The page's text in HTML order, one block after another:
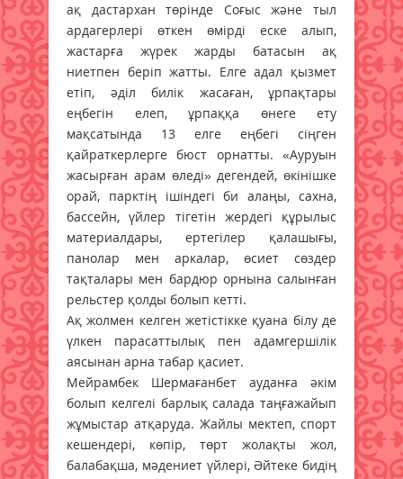
ақ дастархан төрінде Соғыс және тыл
ардагерлері өткен өмірді еске алып,
жастарға жүрек жарды батасын ақ
ниетпен беріп жатты. Елге адал қызмет
етіп, әділ билік жасаған, ұрпақтары
еңбегін елеп, ұрпаққа өнеге ету
мақсатында 13 елге еңбегі сіңген
қайраткерлерге бюст орнатты. «Ауруын
жасырған арам өледі» дегендей, өкінішке
орай, парктің ішіндегі би алаңы, сахна,
бассейн, үйлер тігетін жердегі құрылыс
материалдары, ертегілер қалашығы,
панолар мен аркалар, өсиет сөздер
тақталары мен бардюр орнына салынған
рельстер қолды болып кетті.
Ақ жолмен келген жетістікке қуана білу де
үлкен парасаттылық пен адамгершілік
аясынан арна табар қасиет.
Мейрамбек Шермағанбет ауданға әкім
болып келгелі барлық салада таңғажайып
жұмыстар атқаруда. Жайлы мектеп, спорт
кешендері, көпір, төрт жолақты жол,
балабақша, мәдениет үйлері, Әйтеке бидің